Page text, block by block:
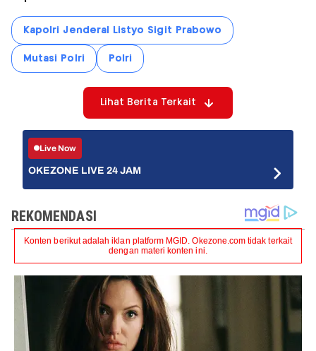
Kapolri Jenderal Listyo Sigit Prabowo
Mutasi Polri Polri
Lihat Berita Terkait
Live Now
OKEZONE LIVE 24 JAM